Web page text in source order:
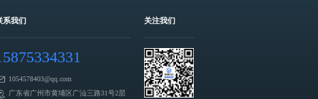
系我们
1054578403@qq.com
广东省广州市黄埔区广汕三路31号2层
关注我们